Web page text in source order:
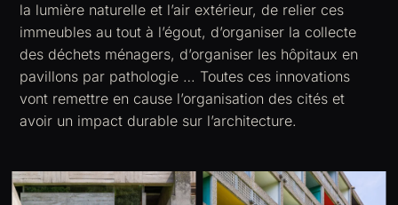
la lumière naturelle et l’air extérieur, de relier ces
immeubles au tout à l’égout, d’organiser la collecte
des déchets ménagers, d’organiser les hôpitaux en
pavillons par pathologie … Toutes ces innovations
vont remettre en cause l’organisation des cités et
avoir un impact durable sur l’architecture.